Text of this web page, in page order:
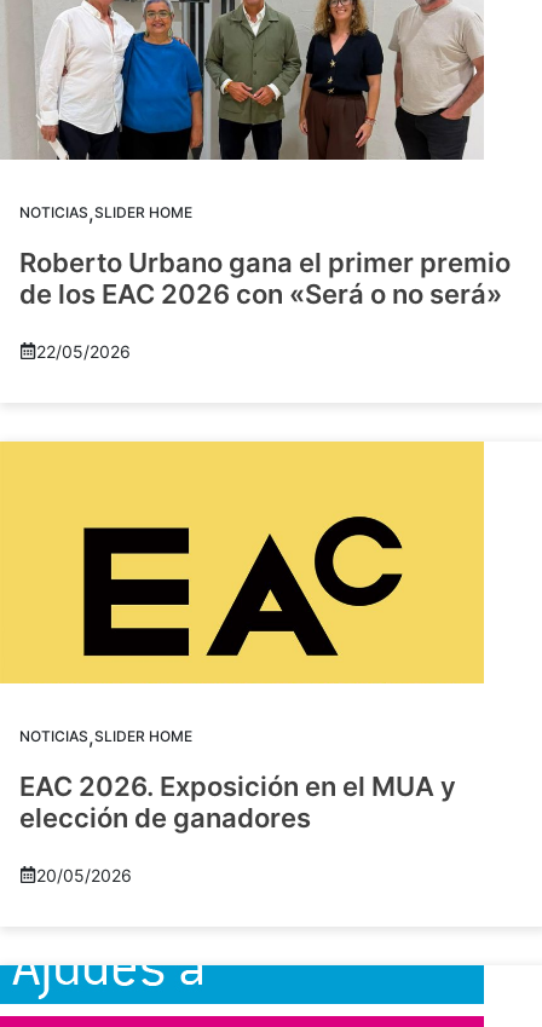
NOTICIAS,SLIDER HOME
Roberto Urbano gana el primer premio
de los EAC 2026 con «Será o no será»
22/05/2026
NOTICIAS,SLIDER HOME
EAC 2026. Exposición en el MUA y
elección de ganadores
20/05/2026